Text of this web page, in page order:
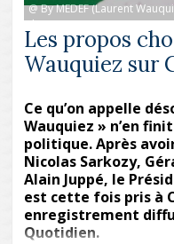
@ By MEDEF (Laurent
(https://
Commons
Les propos
Wauquiez sur
Ce qu’on appelle
Wauquiez » n’en
politique. Après
Nicolas Sarkozy,
Alain Juppé, le
est cette fois pris à
enregistrement
Quotidien.